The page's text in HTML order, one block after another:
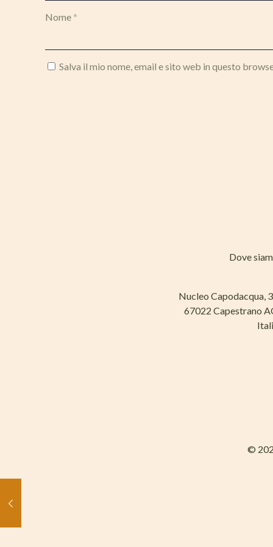
Nome *
Salva il mio nome, email e sito web in questo
Dove
Nucleo Capodacqua,
67022 Capestrano
©